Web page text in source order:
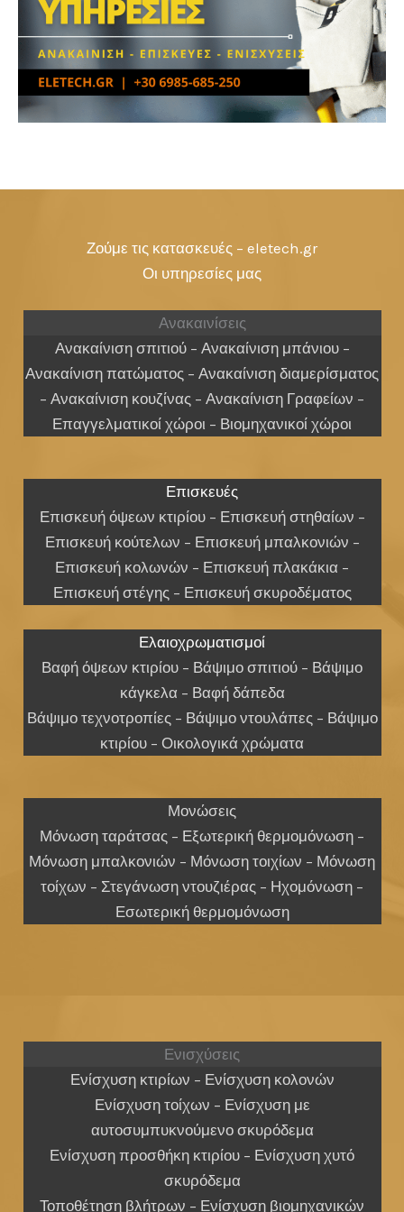
Ζούμε τις κατασκευές – eletech.gr
Οι υπηρεσίες μας
Ανακαινίσεις
Ανακαίνιση σπιτιού – Ανακαίνιση μπάνιου –
Ανακαίνιση πατώματος – Ανακαίνιση διαμερίσματος
– Ανακαίνιση κουζίνας – Ανακαίνιση Γραφείων –
Επαγγελματικοί χώροι – Βιομηχανικοί χώροι
Επισκευές
Επισκευή όψεων κτιρίου – Επισκευή στηθαίων –
Επισκευή κούτελων – Επισκευή μπαλκονιών –
Επισκευή κολωνών – Επισκευή πλακάκια –
Επισκευή στέγης – Επισκευή σκυροδέματος
Ελαιοχρωματισμοί
Βαφή όψεων κτιρίου – Βάψιμο σπιτιού – Βάψιμο
κάγκελα – Βαφή δάπεδα
Βάψιμο τεχνοτροπίες – Βάψιμο ντουλάπες – Βάψιμο
κτιρίου – Οικολογικά χρώματα
Μονώσεις
Μόνωση ταράτσας – Εξωτερική θερμομόνωση –
Μόνωση μπαλκονιών – Μόνωση τοιχίων – Μόνωση
τοίχων – Στεγάνωση ντουζιέρας – Ηχομόνωση –
Εσωτερική θερμομόνωση
Ενισχύσεις
Ενίσχυση κτιρίων – Ενίσχυση κολονών
Ενίσχυση τοίχων – Ενίσχυση με
αυτοσυμπυκνούμενο σκυρόδεμα
Ενίσχυση προσθήκη κτιρίου – Ενίσχυση χυτό
σκυρόδεμα
Τοποθέτηση βλήτρων – Ενίσχυση βιομηχανικών